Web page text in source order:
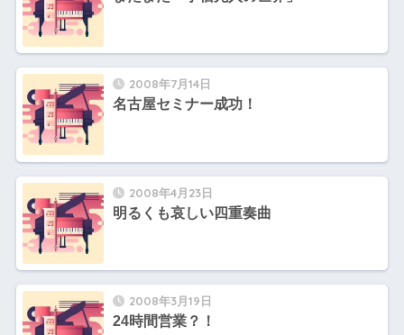
2008年7月14日
名古屋セミナー成功！
2008年4月23日
明るくも哀しい四重奏曲
2008年3月19日
24時間営業？！